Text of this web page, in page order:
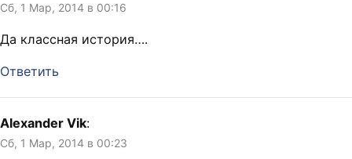
Сб, 1 Мар, 2014 в 00:16
Да классная история….
Ответить
Alexander Vik:
Сб, 1 Мар, 2014 в 00:23